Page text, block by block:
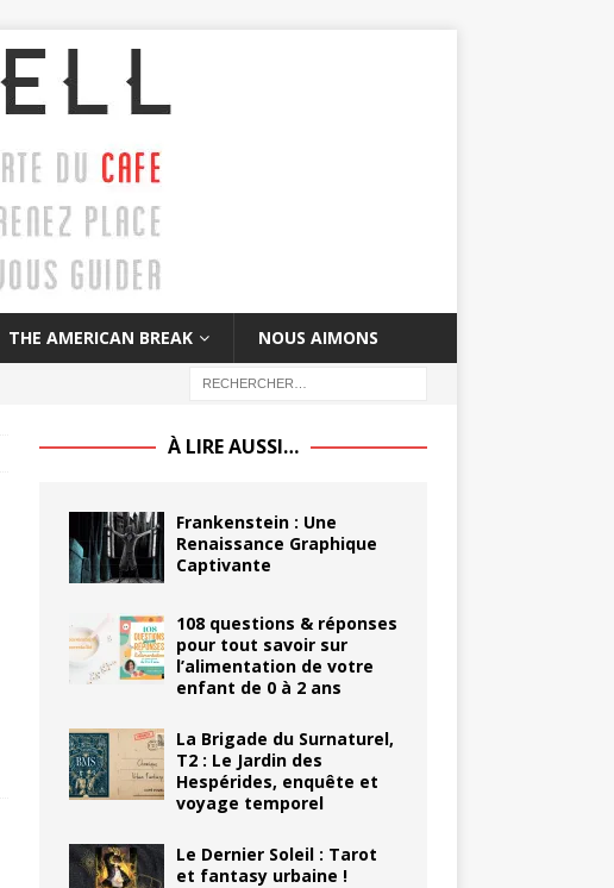
THE AMERICAN BREAK NOUS AIMONS
À LIRE AUSSI…
Frankenstein : Une
Renaissance Graphique
Captivante
108 questions & réponses
pour tout savoir sur
l’alimentation de votre
enfant de 0 à 2 ans
La Brigade du Surnaturel,
T2 : Le Jardin des
Hespérides, enquête et
voyage temporel
Le Dernier Soleil : Tarot
et fantasy urbaine !